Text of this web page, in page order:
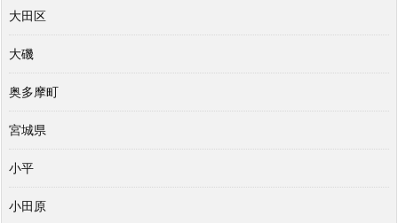
大田区
大磯
奥多摩町
宮城県
小平
小田原